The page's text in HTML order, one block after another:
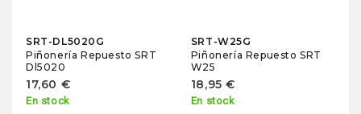
SRT-DL5020G
Piñonería Repuesto SRT
Dl5020
17,60 €
En stock
SRT-W25G
Piñonería Repuesto SRT
W25
18,95 €
En stock